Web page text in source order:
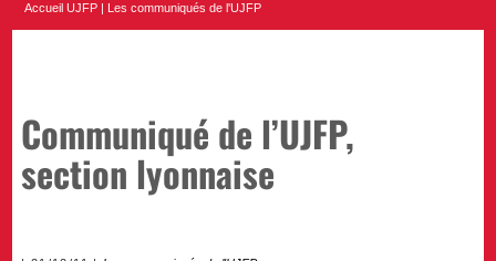
Accueil UJFP Les communiqués de l'UJFP
Communiqué de l’UJFP,
section lyonnaise